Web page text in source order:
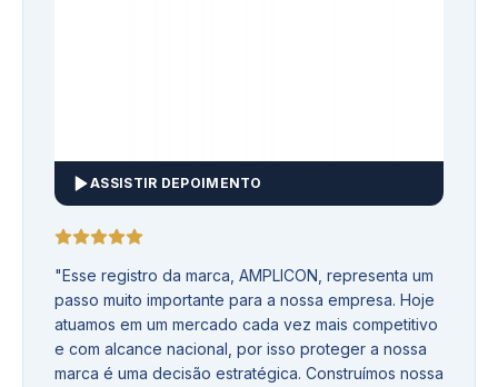
ASSISTIR DEPOIMENTO
"Esse registro da marca, AMPLICON, representa um
passo muito importante para a nossa empresa. Hoje
atuamos em um mercado cada vez mais competitivo
e com alcance nacional, por isso proteger a nossa
marca é uma decisão estratégica. Construímos nossa